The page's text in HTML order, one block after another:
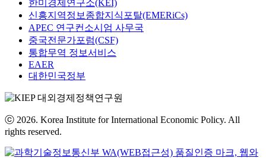
한미경제연구소(KEI)
신흥지역정보종합지식포탈(EMERiCs)
APEC 연구컨소시엄 사무국
중국전문가포럼(CSF)
통합무역 정보서비스
EAER
대한민국정부
ⓒ 2026. Korea Institute for International Economic Policy. All
rights reserved.